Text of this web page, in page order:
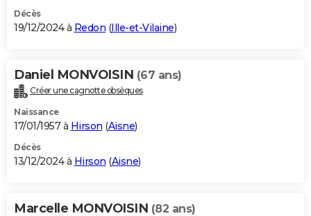
Décès
19/12/2024 à Redon (Ille-et-Vilaine)
Daniel MONVOISIN (67 ans)
Créer une cagnotte obsèques
Naissance
17/01/1957 à Hirson (Aisne)
Décès
13/12/2024 à Hirson (Aisne)
Marcelle MONVOISIN (82 ans)